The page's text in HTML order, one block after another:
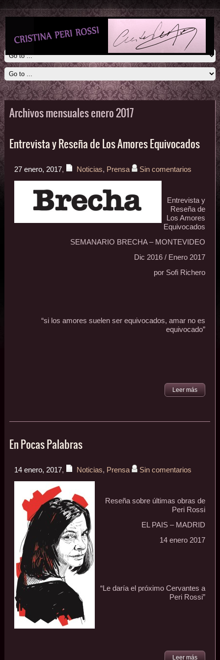
Archivos mensuales enero 2017
Entrevista y Reseña de Los Amores Equivocados
27 enero, 2017, Noticias, Prensa Sin comentarios
Entrevista y
Reseña de
Los Amores
Equivocados
SEMANARIO BRECHA – MONTEVIDEO
Dic 2016 / Enero 2017
por Sofi Richero
“si los amores suelen ser equivocados, amar no es
equivocado”
Leer más
En Pocas Palabras
14 enero, 2017, Noticias, Prensa Sin comentarios
Reseña sobre últimas obras de
Peri Rossi
EL PAIS – MADRID
14 enero 2017
“Le daría el próximo Cervantes a
Peri Rossi”
Leer más